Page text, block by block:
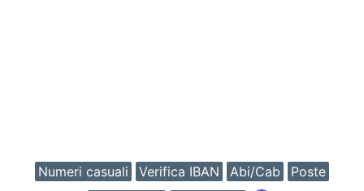
Numeri casuali Verifica IBAN Abi/Cab
Poste